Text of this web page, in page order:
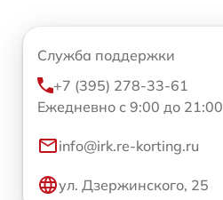
Служба поддержки
+7 (395) 278-33-61
Ежедневно с 9:00 до 21:00
info@irk.re-korting.ru
ул. Дзержинского, 25